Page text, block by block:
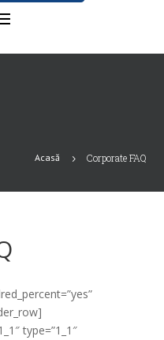
Acasă 5 Corporate FAQ
type=”1_1″